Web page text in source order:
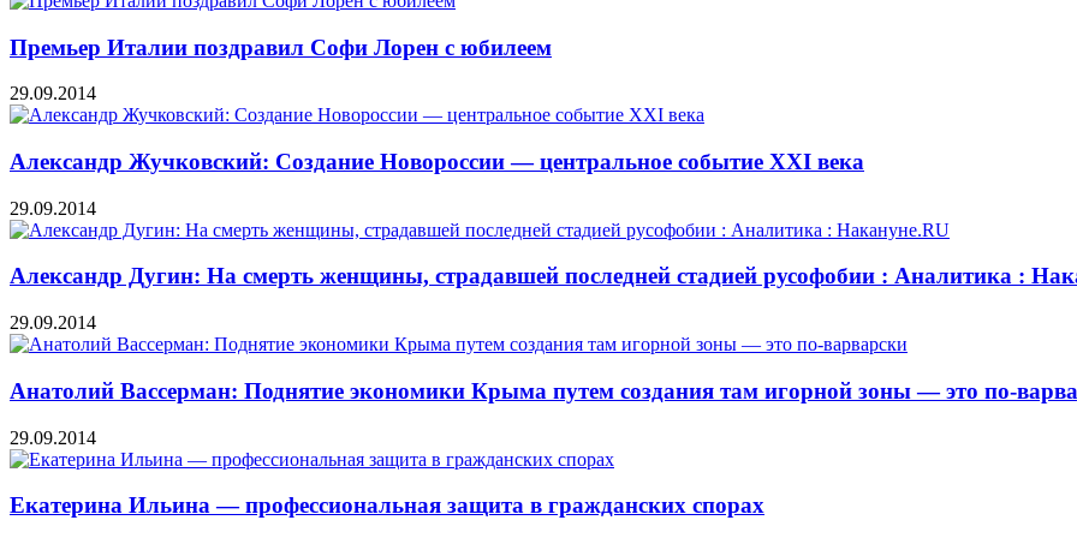
Премьер Италии поздравил Софи Лорен с юбилеем
29.09.2014
Александр Жучковский: Создание Новороссии — центральное событие XXI века
29.09.2014
Александр Дугин: На смерть женщины, страдавшей последней стадией русофобии : Аналитика :
29.09.2014
Анатолий Вассерман: Поднятие экономики Крыма путем создания там игорной зоны — это по-
29.09.2014
Екатерина Ильина — профессиональная защита в гражданских спорах